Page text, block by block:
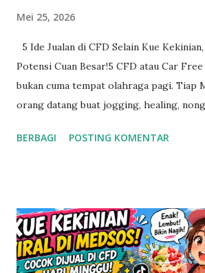
Mei 25, 2026
5 Ide Jualan di CFD Selain Kue
Potensi Cuan Besar!5 CFD atau Car
bukan cuma tempat olahraga pagi. Tiap
orang datang buat jogging, healing,
strategis buat cari cuan, bahkan tanpa
ada yang masih ramah kantong buat
BERBAGI POSTING KOMENTAR